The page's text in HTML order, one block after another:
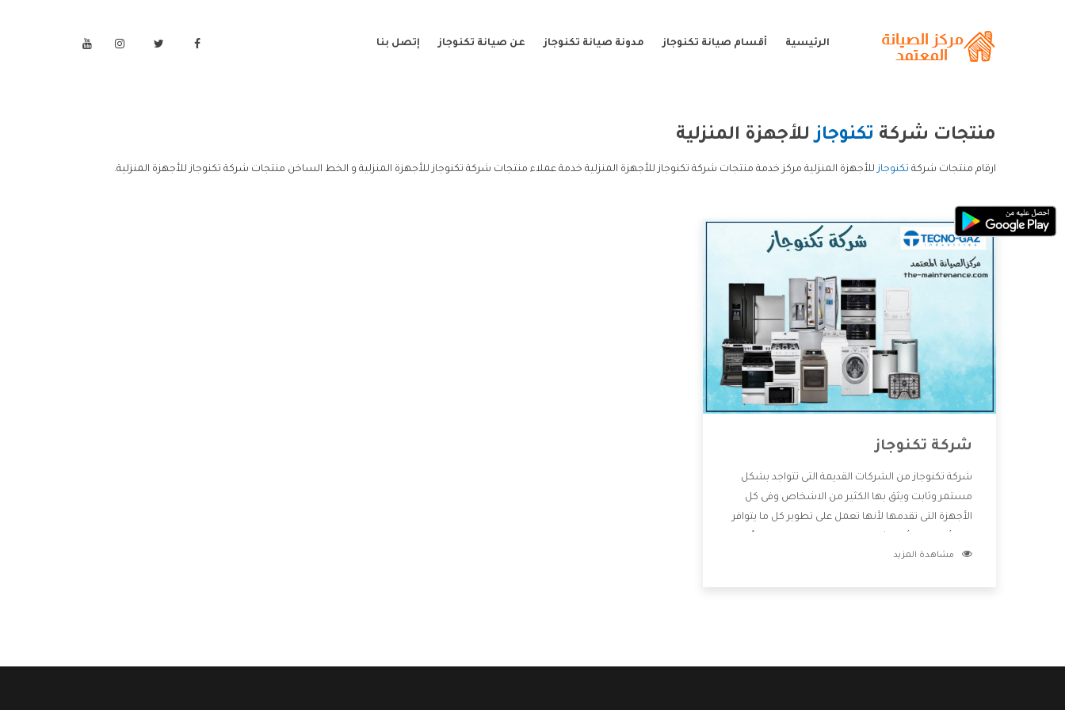
الرئيسية أقسام صيانة تكنوجاز مدونة صيانة تكنوجاز عن صيانة تكنوجاز إتصل بنا
منتجات شركة تكنوجازللأجهزة المنزلية
ارقام منتجات شركة تكنوجازللأجهزة المنزلية مركز خدمة منتجات شركة تكنوجاز للأجهزة المنزلية خدمة عملاء منتجات شركة تكنوجاز للأجهزة المنزلية و الخط الساخن منتجات شركة تكنوجاز للأجهزة المنزلية.
شركة تكنوجاز
شركة تكنوجاز من الشركات القديمة التى تتواجد بشكل
مستمر وثابت ويثق بها الكثير من الاشخاص وفى كل
الأجهزة التى تقدمها لأنها تعمل على تطوير كل ما يتوافر
خدمات ما بعد البيع مع المنتجات وتقدم للعملاء أقوى
مشاهدة المزيد